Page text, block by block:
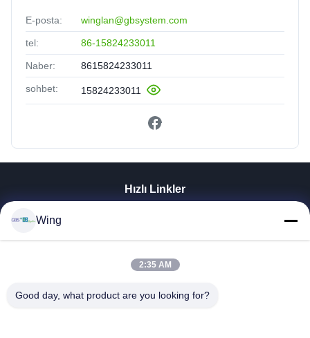
E-posta: winglan@gbsystem.com
tel: 86-15824233011
Naber: 8615824233011
sohbet: 15824233011
Hızlı Linkler
VR Gösterisi
Fabrika Turu
Wing
2:35 AM
Good day, what product are you looking for?